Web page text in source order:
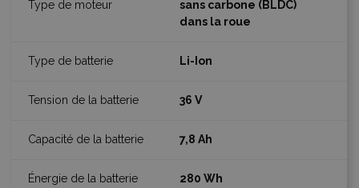
sans carbone (BLDC)
dans la roue
Li-Ion
36 V
7,8 Ah
280 Wh